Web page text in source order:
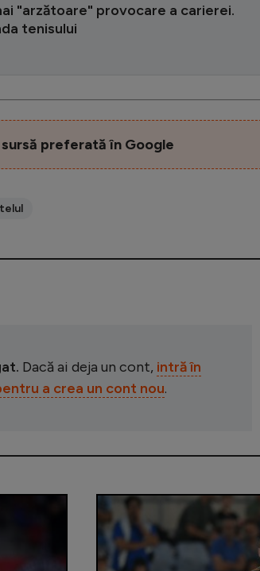
"arzătoare" provocare a carierei.
tenisului
preferată în Google
Dacă ai deja un cont, intră în
a crea un cont nou.